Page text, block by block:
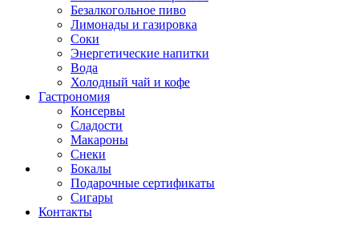
Безалкогольное пиво
Лимонады и газировка
Соки
Энергетические напитки
Вода
Холодный чай и кофе
Гастрономия
Консервы
Сладости
Макароны
Снеки
Бокалы
Подарочные сертификаты
Сигары
Контакты